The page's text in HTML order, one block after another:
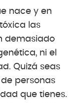
nace y en
las
demasiado
ni el
Quizá seas
personas
que tienes.